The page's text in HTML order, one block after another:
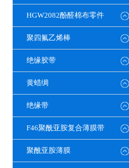
HGW2082酚醛棉布零件
聚四氟乙烯棒
绝缘胶带
黄蜡绸
绝缘带
F46聚酰亚胺复合薄膜带
聚酰亚胺薄膜